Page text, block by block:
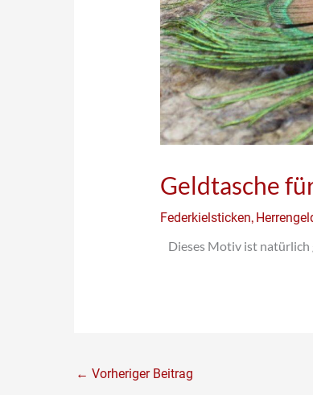
Geldtasche
Federkielsticken,
Dieses Motiv ist natürlich
← Vorheriger Beitrag